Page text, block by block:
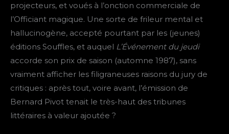
projecteurs, et voués à l’onction commerciale de
l’Officiant magique. Une sorte de frileur mental et
hallucinogène, accepté pourtant par les (jeunes)
éditions Souffles, et auquel L’Événement du jeudi
accorde son prix de saison (automne 1987), sans
vraiment afficher les filigraneuses raisons du jury de
critiques : après tout, voire avant, l’émission de
Bernard Pivot tenait le très-haut des tribunes
littéraires à valeur ajoutée ?